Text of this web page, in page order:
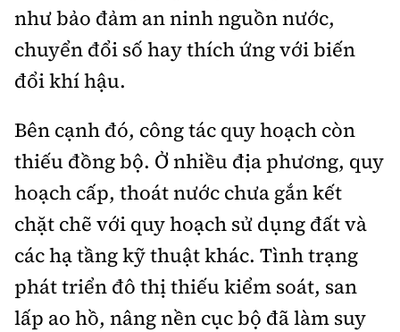
như bảo đảm an ninh nguồn nước,
chuyển đổi số hay thích ứng với biến
đổi khí hậu.
Bên cạnh đó, công tác quy hoạch còn
thiếu đồng bộ. Ở nhiều địa phương, quy
hoạch cấp, thoát nước chưa gắn kết
chặt chẽ với quy hoạch sử dụng đất và
các hạ tầng kỹ thuật khác. Tình trạng
phát triển đô thị thiếu kiểm soát, san
lấp ao hồ, nâng nền cục bộ đã làm suy